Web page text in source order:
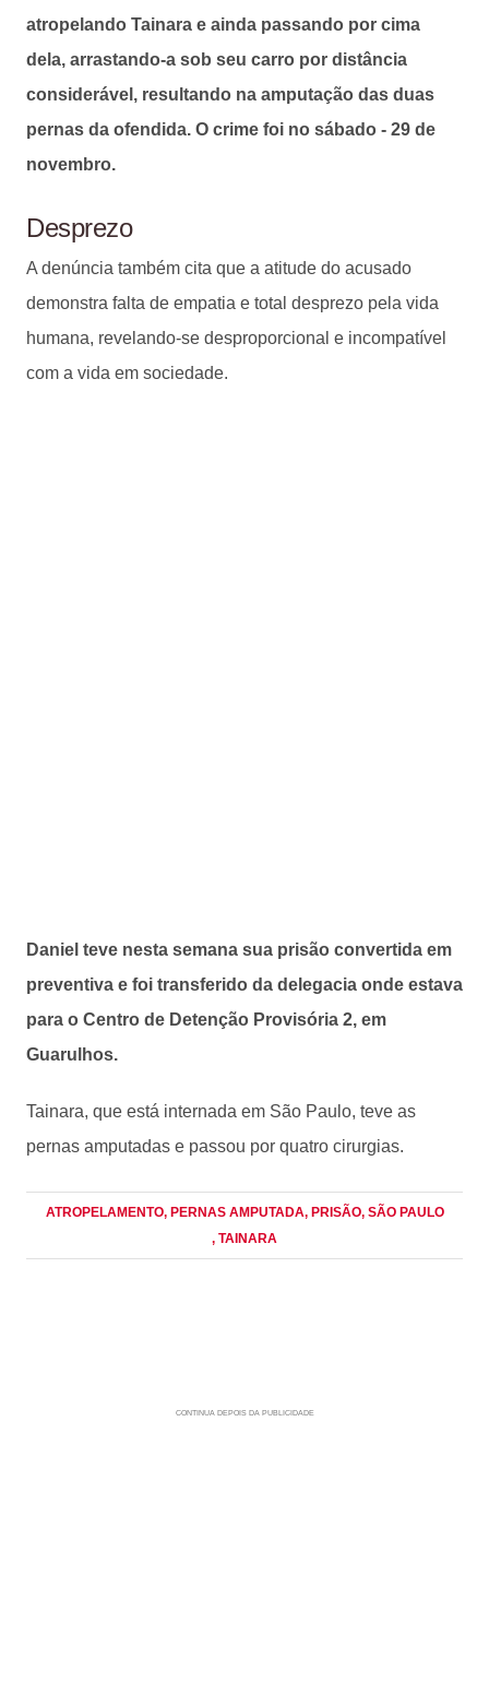
atropelando Tainara e ainda passando por cima
dela, arrastando-a sob seu carro por distância
considerável, resultando na amputação das duas
pernas da ofendida. O crime foi no sábado - 29 de
novembro.
Desprezo
A denúncia também cita que a atitude do acusado
demonstra falta de empatia e total desprezo pela vida
humana, revelando-se desproporcional e incompatível
com a vida em sociedade.
Daniel teve nesta semana sua prisão convertida em
preventiva e foi transferido da delegacia onde estava
para o Centro de Detenção Provisória 2, em
Guarulhos.
Tainara, que está internada em São Paulo, teve as
pernas amputadas e passou por quatro cirurgias.
ATROPELAMENTO, PERNAS AMPUTADA, PRISÃO, SÃO PAULO
, TAINARA